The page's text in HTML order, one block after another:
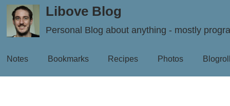
Libove Blog
Personal Blog about anything - mostly
Notes Bookmarks Recipes Photos